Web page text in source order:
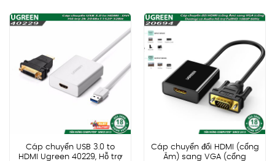
Cáp chuyển USB 3.0 to
HDMI Ugreen 40229, Hỗ trợ
Cáp chuyển đổi HDMI (cổng
Âm) sang VGA (cổng